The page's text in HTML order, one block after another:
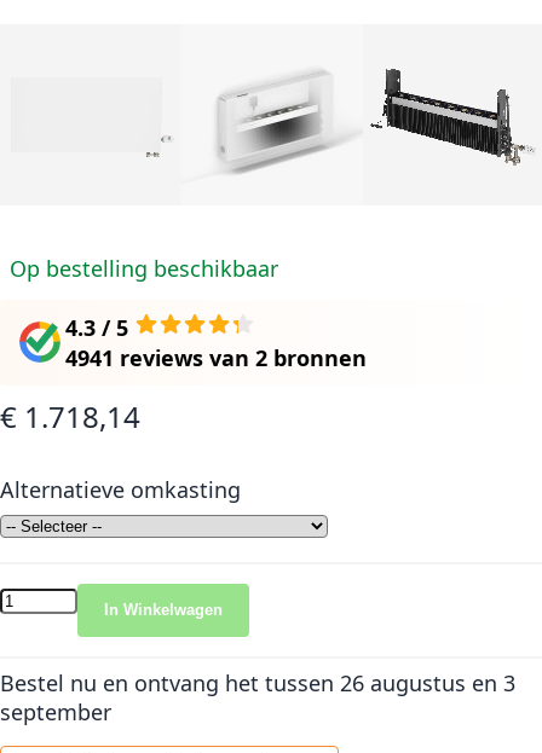
Op bestelling beschikbaar
4.3 / 5
4941 reviews van 2 bronnen
€ 1.718,14
Alternatieve omkasting
In Winkelwagen
Bestel nu en ontvang het tussen 26 augustus en 3
september